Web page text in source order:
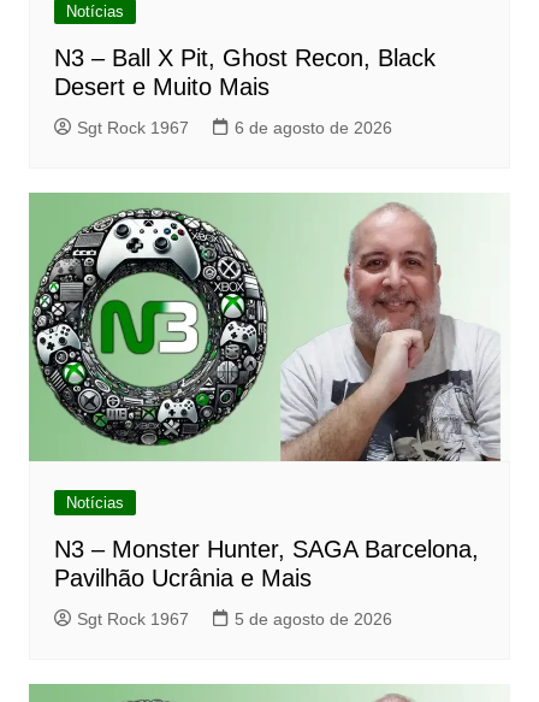
Notícias
N3 – Ball X Pit, Ghost Recon, Black
Desert e Muito Mais
Sgt Rock 1967 6 de agosto de 2026
Notícias
N3 – Monster Hunter, SAGA Barcelona,
Pavilhão Ucrânia e Mais
Sgt Rock 1967 5 de agosto de 2026